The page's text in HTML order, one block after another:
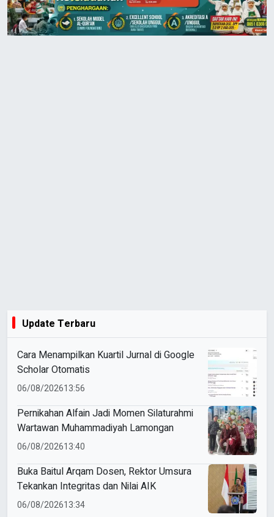
Update Terbaru
Cara Menampilkan Kuartil Jurnal di Google
Scholar Otomatis
06/08/202613:56
Pernikahan Alfain Jadi Momen Silaturahmi
Wartawan Muhammadiyah Lamongan
06/08/202613:40
Buka Baitul Arqam Dosen, Rektor Umsura
Tekankan Integritas dan Nilai AIK
06/08/202613:34